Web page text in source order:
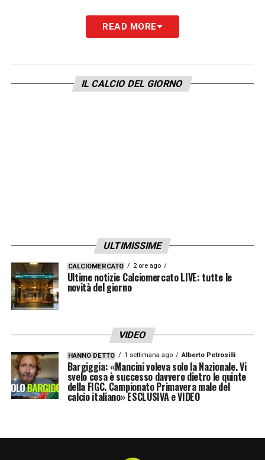
READ MORE
IL CALCIO DEL GIORNO
ULTIMISSIME
CALCIOMERCATO 2 ore ago
Ultime notizie Calciomercato LIVE: tutte le
novità del giorno
VIDEO
HANNO DETTO 1 settimana ago Alberto Petrosilli
Bargiggia: «Mancini voleva solo la Nazionale. Vi
svelo cosa è successo davvero dietro le quinte
della FIGC. Campionato Primavera male del
calcio italiano» ESCLUSIVA e VIDEO